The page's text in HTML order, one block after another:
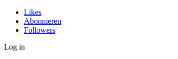
Likes
Abonnieren
Followers
Log in